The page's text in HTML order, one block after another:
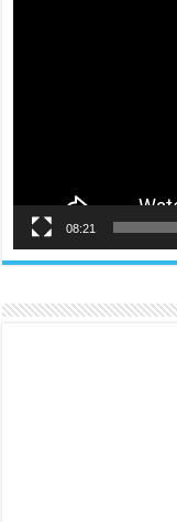
08:21